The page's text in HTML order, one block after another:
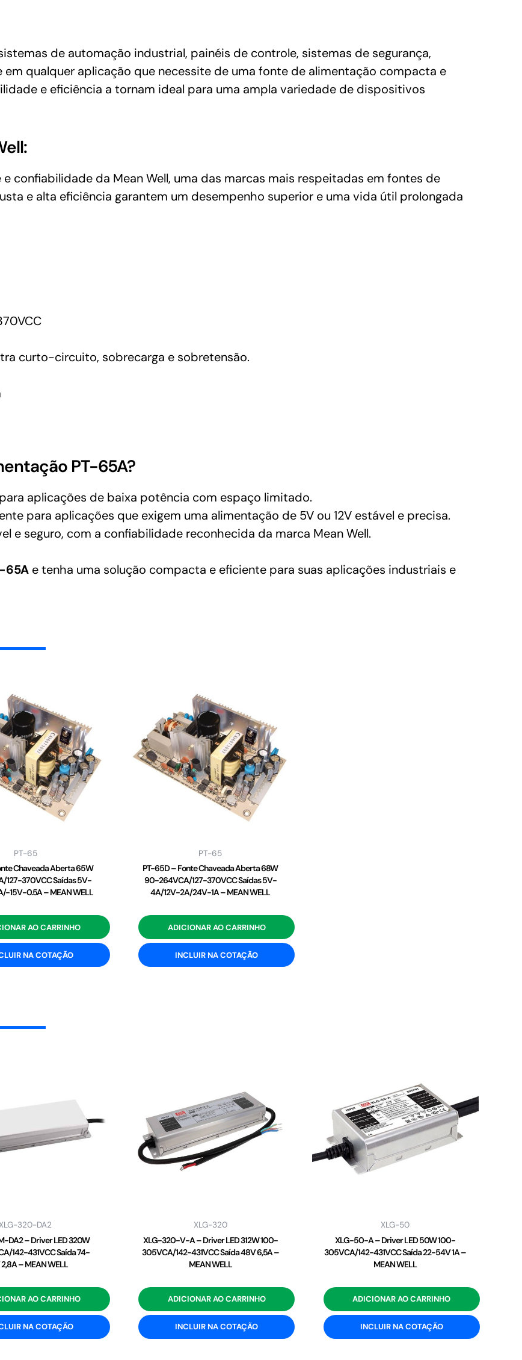
de automação industrial, painéis de controle, sistemas de segurança,
qualquer aplicação que necessite de uma fonte de alimentação compacta e
e eficiência a tornam ideal para uma ampla variedade de dispositivos
confiabilidade da Mean Well, uma das marcas mais respeitadas em fontes de
e alta eficiência garantem um desempenho superior e uma vida útil prolongada
curto-circuito, sobrecarga e sobretensão.
PT-65A?
aplicações de baixa potência com espaço limitado.
para aplicações que exigem uma alimentação de 5V ou 12V estável e precisa.
e seguro, com a confiabilidade reconhecida da marca Mean Well.
65A e tenha uma solução compacta e eficiente para suas aplicações industriais e
PT-65
Chaveada Aberta 65W
127-370VCC Saídas 5V-
15V-0.5A – MEAN WELL
AO CARRINHO
NA COTAÇÃO
PT-65
PT-65D – Fonte Chaveada Aberta 68W
90-264VCA/127-370VCC Saídas 5V-
4A/12V-2A/24V-1A – MEAN WELL
ADICIONAR AO CARRINHO
INCLUIR NA COTAÇÃO
XLG-320-DA2
DA2 – Driver LED 320W
142-431VCC Saída 74-
– MEAN WELL
AO CARRINHO
NA COTAÇÃO
XLG-320
XLG-320-V-A – Driver LED 312W 100-
305VCA/142-431VCC Saída 48V 6,5A –
MEAN WELL
ADICIONAR AO CARRINHO
INCLUIR NA COTAÇÃO
XLG-50
XLG-50-A – Driver LED 50W 100-
305VCA/142-431VCC Saída 22-54V 1A –
MEAN WELL
ADICIONAR AO CARRINHO
INCLUIR NA COTAÇÃO